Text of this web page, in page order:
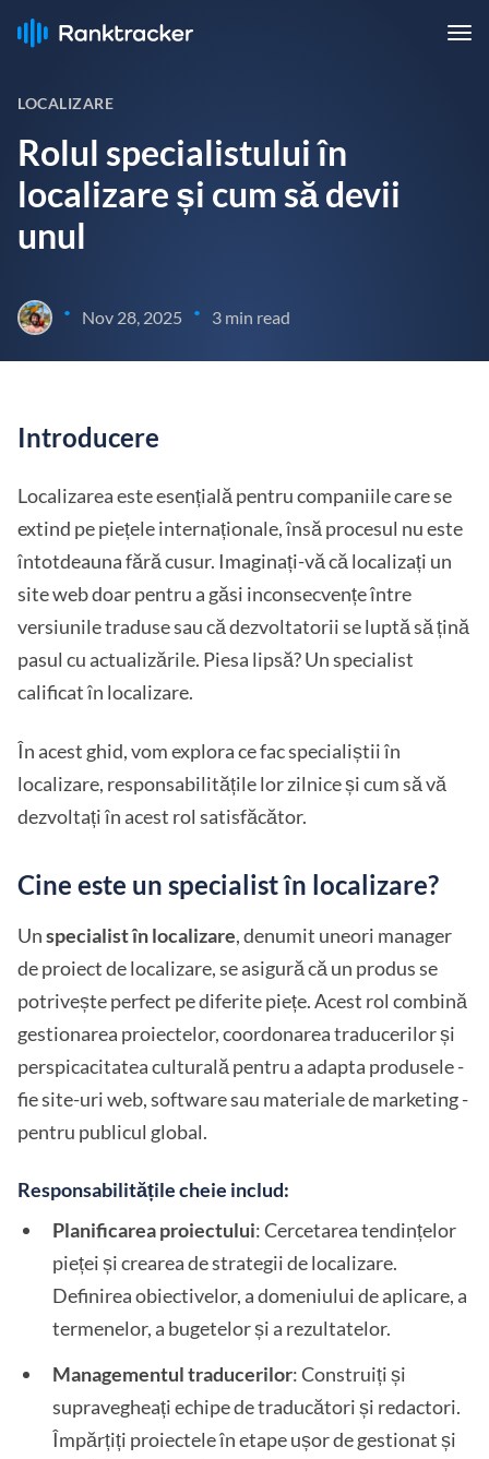
LOCALIZARE
Rolul specialistului în
localizare și cum să devii
unul
• Nov 28, 2025 • 3 min read
Introducere
Localizarea este esențială pentru companiile care se
extind pe piețele internaționale, însă procesul nu este
întotdeauna fără cusur. Imaginați-vă că localizați un
site web doar pentru a găsi inconsecvențe între
versiunile traduse sau că dezvoltatorii se luptă să țină
pasul cu actualizările. Piesa lipsă? Un specialist
calificat în localizare.
În acest ghid, vom explora ce fac specialiștii în
localizare, responsabilitățile lor zilnice și cum să vă
dezvoltați în acest rol satisfăcător.
Cine este un specialist în localizare?
Unspecialist în localizare, denumit uneori manager
de proiect de localizare, se asigură că un produs se
potrivește perfect pe diferite piețe. Acest rol combină
gestionarea proiectelor, coordonarea traducerilor și
perspicacitatea culturală pentru a adapta produsele -
fie site-uri web, software sau materiale de marketing -
pentru publicul global.
Responsabilitățile cheie includ:
Planificarea proiectului: Cercetarea tendințelor
pieței și crearea de strategii de localizare.
Definirea obiectivelor, a domeniului de aplicare, a
termenelor, a bugetelor și a rezultatelor.
Managementul traducerilor: Construiți și
supravegheați echipe de traducători și redactori.
Împărțiți proiectele în etape ușor de gestionat și